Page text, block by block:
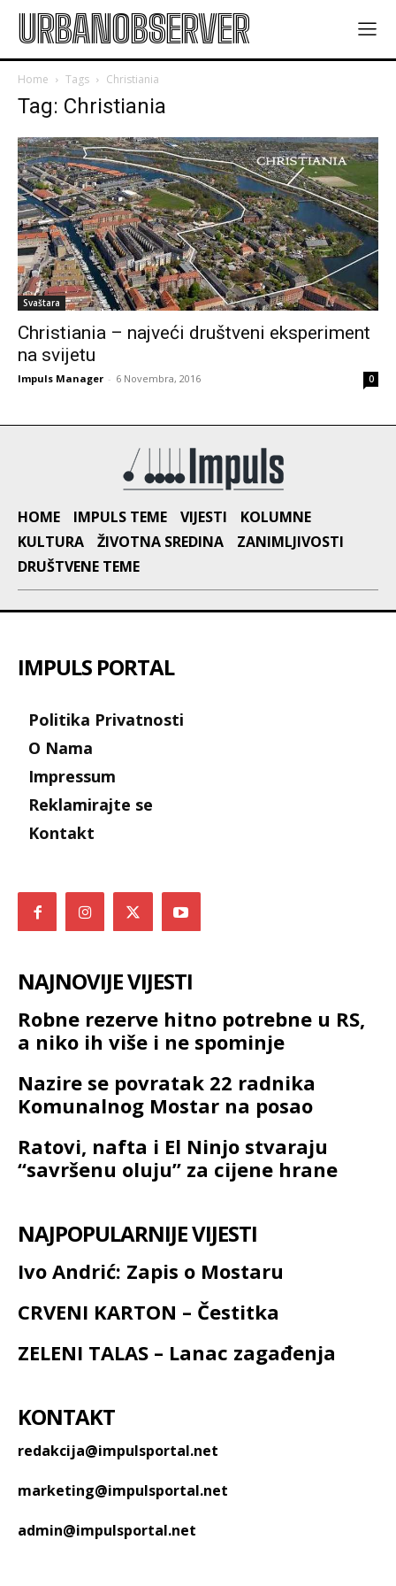
URBANOBSERVER
Home Tags Christiania
Tag: Christiania
Svaštara
Christiania – najveći društveni eksperiment
na svijetu
Impuls Manager - 6 Novembra, 2016 0
HOME IMPULS TEME VIJESTI
KOLUMNE
KULTURA
ŽIVOTNA SREDINA
ZANIMLJIVOSTI
DRUŠTVENE TEME
IMPULS PORTAL
Politika Privatnosti
O Nama
Impressum
Reklamirajte se
Kontakt
NAJNOVIJE VIJESTI
Robne rezerve hitno potrebne u RS,
a niko ih više i ne spominje
Nazire se povratak 22 radnika
Komunalnog Mostar na posao
Ratovi, nafta i El Ninjo stvaraju
“savršenu oluju” za cijene hrane
NAJPOPULARNIJE VIJESTI
Ivo Andrić: Zapis o Mostaru
CRVENI KARTON – Čestitka
ZELENI TALAS – Lanac zagađenja
KONTAKT
redakcija@impulsportal.net
marketing@impulsportal.net
admin@impulsportal.net